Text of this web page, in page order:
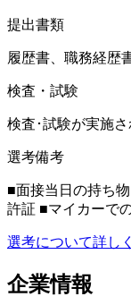
提出書類
履歴書、職務経歴
検査・試験
検査･試験が実施さ
選考備考
■面接当日の持ち
許証 ■マイカーで
選考について詳し
企業情報